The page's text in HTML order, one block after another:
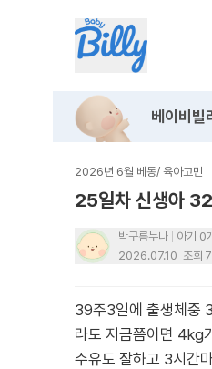
베이비빌
2026년 6월 베동/ 육아고민
25일차 신생아
박구름누나
아기 0
2026.07.10 조회
39주3일에 출생체중
라도 지금쯤이면 4kg
수유도 잘하고 3시간